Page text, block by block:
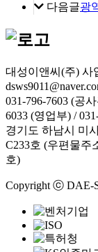
다음글광
대성이앤씨(주) 사
031-796-7603 (공
6033 (영업부) /
경기도 하남시 미
C233호 (우편물주
호)
Copyright ⓒ DAE-